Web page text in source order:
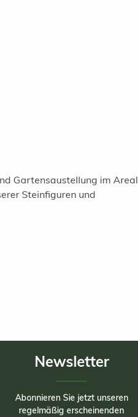
Gartensaustellung im Areal
Steinfiguren und
Newsletter
Abonnieren Sie jetzt unseren
regelmäßig erscheinenden